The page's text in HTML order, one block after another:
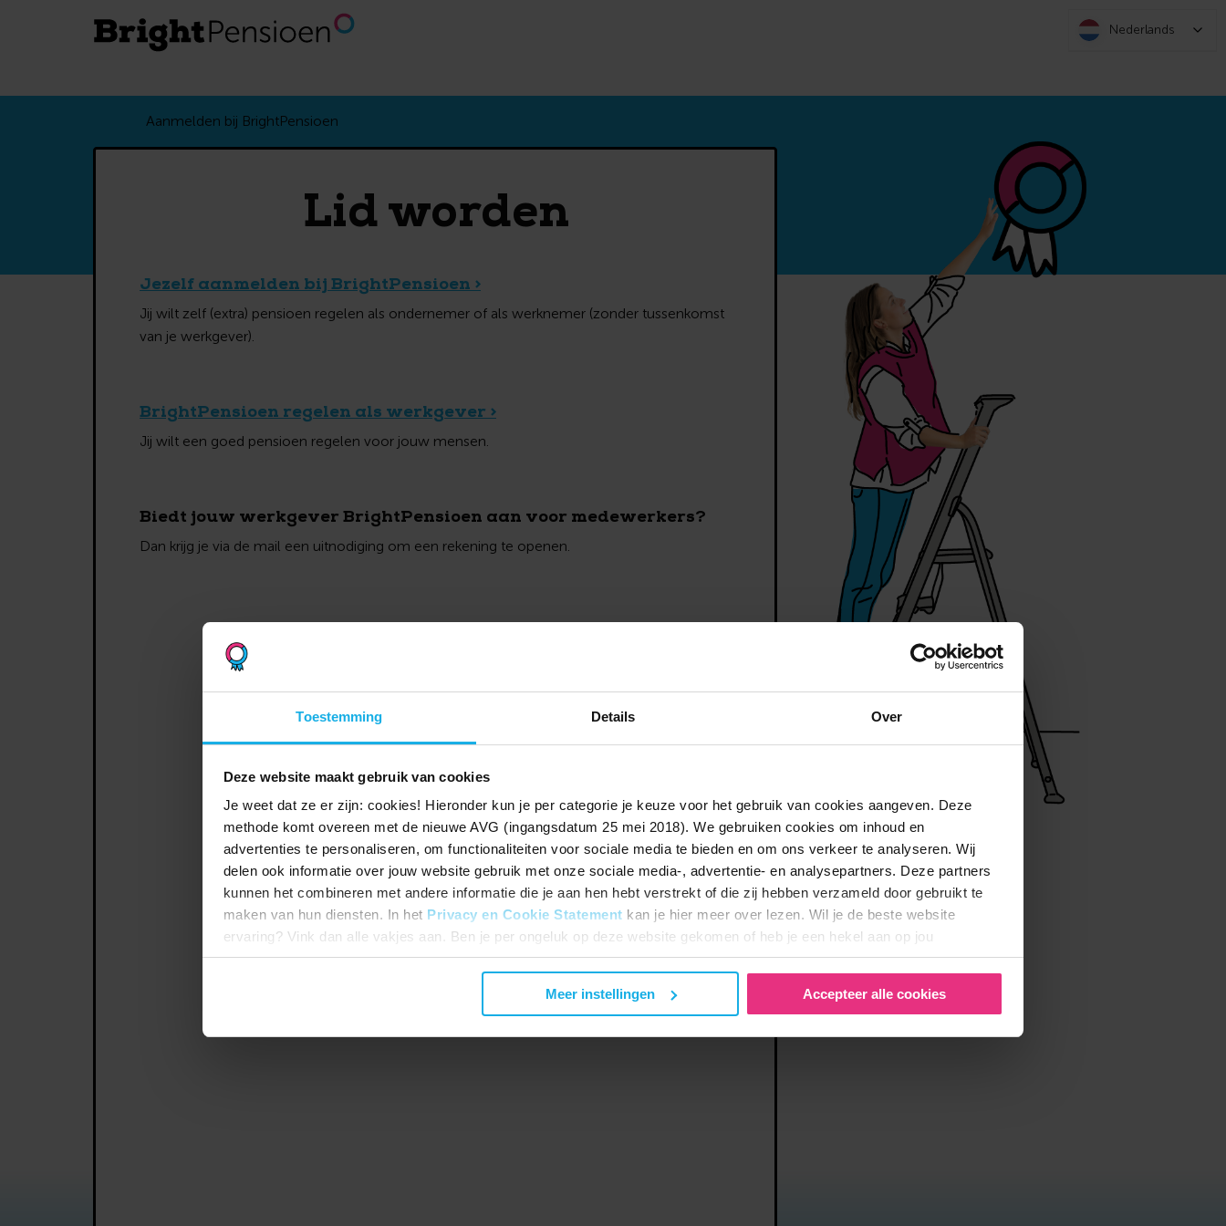
Toestemming Details Over
Deze website maakt gebruik van cookies
Je weet dat ze er zijn: cookies! Hieronder kun je per categorie je keuze voor het gebruik van cookies aangeven. Deze
methode komt overeen met de nieuwe AVG (ingangsdatum 25 mei 2018). We gebruiken cookies om inhoud en
advertenties te personaliseren, om functionaliteiten voor sociale media te bieden en om ons verkeer te analyseren. Wij
delen ook informatie over jouw website gebruik met onze sociale media-, advertentie- en analysepartners. Deze partners
kunnen het combineren met andere informatie die je aan hen hebt verstrekt of die zij hebben verzameld door gebruikt te
maken van hun diensten. In het Privacy en Cookie Statement kan je hier meer over lezen. Wil je de beste website
ervaring? Vink dan alle vakjes aan. Ben je per ongeluk op deze website gekomen of heb je een hekel aan op jou
afgestemde informatie? Laat ze dan uit staan.
Meer instellingen Accepteer alle cookies
Aanmelden bij BrightPensioen
Lid worden
Jezelf aanmelden bij BrightPensioen >
Jij wilt zelf (extra) pensioen regelen als ondernemer of als werknemer (zonder tussenkomst
van je werkgever).
BrightPensioen regelen als werkgever >
Jij wilt een goed pensioen regelen voor jouw mensen.
Biedt jouw werkgever BrightPensioen aan voor medewerkers?
Dan krijg je via de mail een uitnodiging om een rekening te openen.
Nederlands
Nederlands